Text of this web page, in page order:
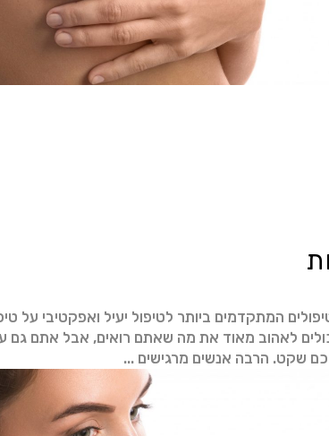
המתקדמים ביותר לטיפול יעיל ואפקטיבי
לאהוב מאוד את מה שאתם רואים, אבל אתם גם
שקט. הרבה אנשים מרגישים